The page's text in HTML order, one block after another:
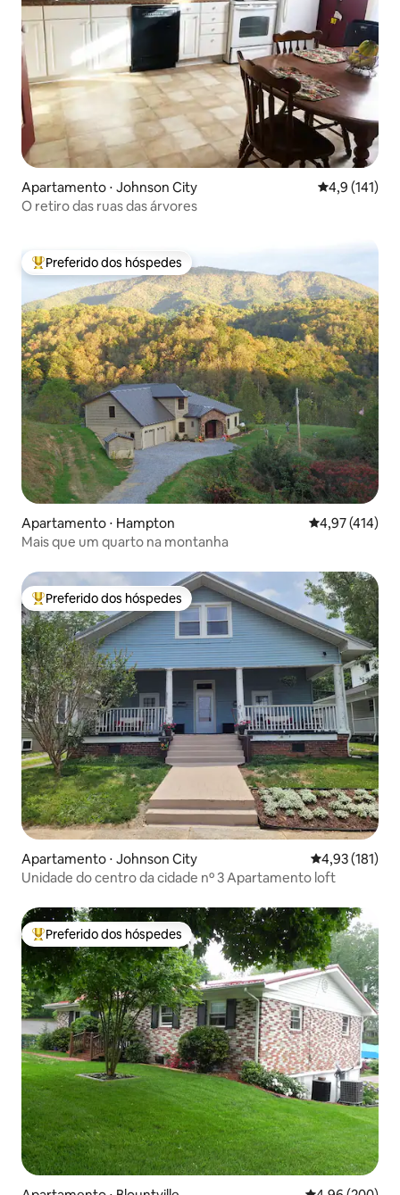
Apartamento ⋅ Johnson City 4,9 de uma
4,9 (141)
O retiro das ruas das árvores
Entre os melhores preferidos dos hóspedes
Preferido dos hóspedes
Apartamento ⋅ Hampton 4,97 de uma
4,97 (414)
Mais que um quarto na montanha
Entre os melhores preferidos dos hóspedes
Preferido dos hóspedes
Apartamento ⋅ Johnson City 4,93 de uma
4,93 (181)
Unidade do centro da cidade nº 3 Apartamento loft
Entre os melhores preferidos dos hóspedes
Preferido dos hóspedes